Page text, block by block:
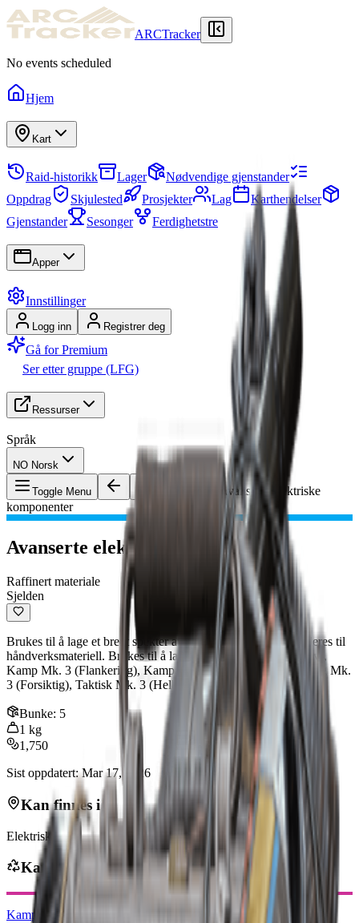
ARCTracker
No events scheduled
Hjem
Kart
Raid-historikk Lager
Nødvendige gjenstander
Oppdrag
Skjulested Prosjekter Lag
Karthendelser
Gjenstander
Sesonger Ferdighetstre
Apper
Innstillinger
Logg inn Registrer deg
Gå for Premium
Ser etter gruppe (LFG)
Ressurser
Språk
NO Norsk
Toggle Menu
Avanserte elektriske
komponenter
Avanserte elektriske komponenter
Raffinert materiale
Sjelden
Brukes til å lage et bredt spekter av gjenstander. Kan resirkuleres til
håndverksmateriell. Brukes til å lage: Taktisk Mk. 3 (Defensiv),
Kamp Mk. 3 (Flankering), Kamp Mk. 3 (Aggressiv), Plyndring Mk.
3 (Forsiktig), Taktisk Mk. 3 (Helbredelse)
Bunke: 5
1 kg
1,750
Sist oppdatert:Mar 17, 2026
Kan finnes i
Elektrisk
Kan fås fra
Kamp Mk. 3 (Aggressiv)